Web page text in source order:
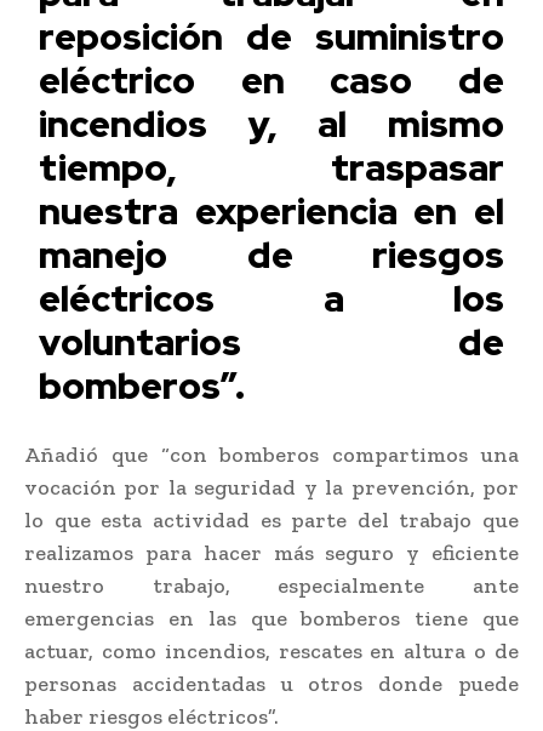
reposición de suministro
eléctrico en caso de
incendios y, al mismo
tiempo, traspasar
nuestra experiencia en el
manejo de riesgos
eléctricos a los
voluntarios de
bomberos”.
Añadió que “con bomberos compartimos una
vocación por la seguridad y la prevención, por
lo que esta actividad es parte del trabajo que
realizamos para hacer más seguro y eficiente
nuestro trabajo, especialmente ante
emergencias en las que bomberos tiene que
actuar, como incendios, rescates en altura o de
personas accidentadas u otros donde puede
haber riesgos eléctricos”.